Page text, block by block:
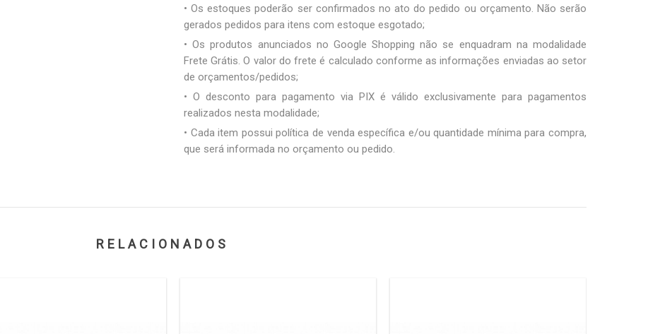
• Os estoques poderão ser confirmados no ato do pedido ou orçamento. Não serão
gerados pedidos para itens com estoque esgotado;
• Os produtos anunciados no Google Shopping não se enquadram na modalidade
Frete Grátis. O valor do frete é calculado conforme as informações enviadas ao setor
de orçamentos/pedidos;
• O desconto para pagamento via PIX é válido exclusivamente para pagamentos
realizados nesta modalidade;
• Cada item possui política de venda específica e/ou quantidade mínima para compra,
que será informada no orçamento ou pedido.
RELACIONADOS